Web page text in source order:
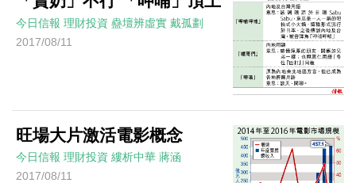
今日信報 理財投資 蠱壇辨虛實 戴孤劃
2017/08/11
旺場大片激活電影概念
今日信報 理財投資 縷析中華 蔣涵
2017/08/11